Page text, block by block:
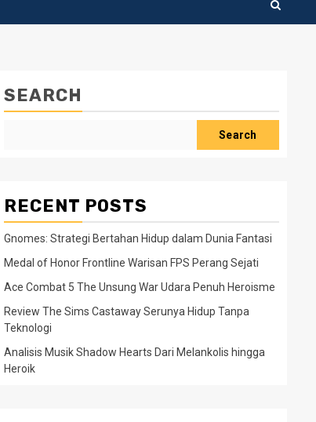
SEARCH
Search
RECENT POSTS
Gnomes: Strategi Bertahan Hidup dalam Dunia Fantasi
Medal of Honor Frontline Warisan FPS Perang Sejati
Ace Combat 5 The Unsung War Udara Penuh Heroisme
Review The Sims Castaway Serunya Hidup Tanpa
Teknologi
Analisis Musik Shadow Hearts Dari Melankolis hingga
Heroik